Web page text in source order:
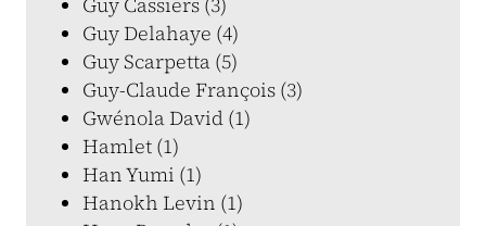
Guy Delahaye (4)
Guy Scarpetta (5)
Guy-Claude François (3)
Gwénola David (1)
Hamlet (1)
Han Yumi (1)
Hanokh Levin (1)